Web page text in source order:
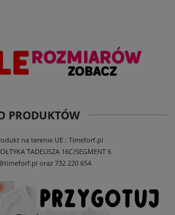
PRODUKTÓW
na terenie UE : Timeforf.pl
TADEUSZA 16C/SEGMENT 6
oraz 732 220 654